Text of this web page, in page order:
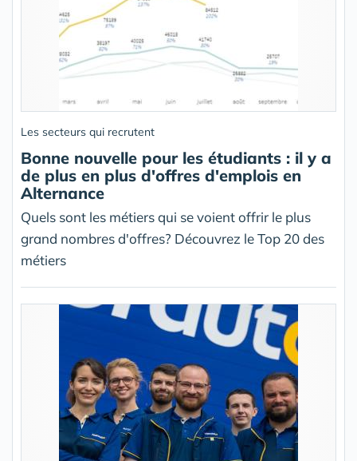
Les secteurs qui recrutent
Bonne nouvelle pour les étudiants : il y a
de plus en plus d'offres d'emplois en
Alternance
Quels sont les métiers qui se voient offrir le plus
grand nombres d'offres? Découvrez le Top 20 des
métiers